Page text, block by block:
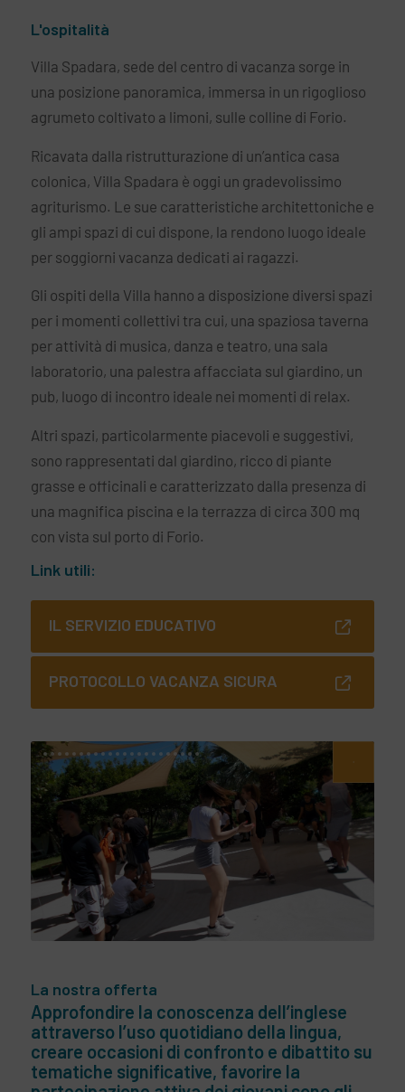
L'ospitalità
Villa Spadara, sede del centro di vacanza sorge in
una posizione panoramica, immersa in un rigoglioso
agrumeto coltivato a limoni, sulle colline di Forio.
Ricavata dalla ristrutturazione di un’antica casa
colonica, Villa Spadara è oggi un gradevolissimo
agriturismo. Le sue caratteristiche architettoniche e
gli ampi spazi di cui dispone, la rendono luogo ideale
per soggiorni vacanza dedicati ai ragazzi.
Gli ospiti della Villa hanno a disposizione diversi spazi
per i momenti collettivi tra cui, una spaziosa taverna
per attività di musica, danza e teatro, una sala
laboratorio, una palestra affacciata sul giardino, un
pub, luogo di incontro ideale nei momenti di relax.
Altri spazi, particolarmente piacevoli e suggestivi,
sono rappresentati dal giardino, ricco di piante
grasse e officinali e caratterizzato dalla presenza di
una magnifica piscina e la terrazza di circa 300 mq
con vista sul porto di Forio.
Link utili:
IL SERVIZIO EDUCATIVO
PROTOCOLLO VACANZA SICURA
La nostra offerta
Approfondire la conoscenza dell’inglese
attraverso l’uso quotidiano della lingua,
creare occasioni di confronto e dibattito su
tematiche significative, favorire la